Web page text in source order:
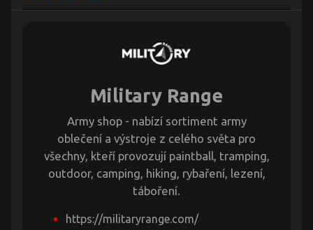
Military Range
Army shop - nabízí sortiment army
oblečení a výstroje z celého světa pro
všechny, kteří provozují paintball, tramping,
outdoor, camping, hiking, rybaření, lezení,
táboření.
https://militaryrange.com/